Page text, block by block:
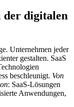
der digitalen
Unternehmen jeder
gestalten. SaaS
beschleunigt. Von
: SaaS-Lösungen
Anwendungen,